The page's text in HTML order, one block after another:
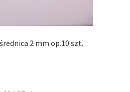
2 mm op.10 szt.